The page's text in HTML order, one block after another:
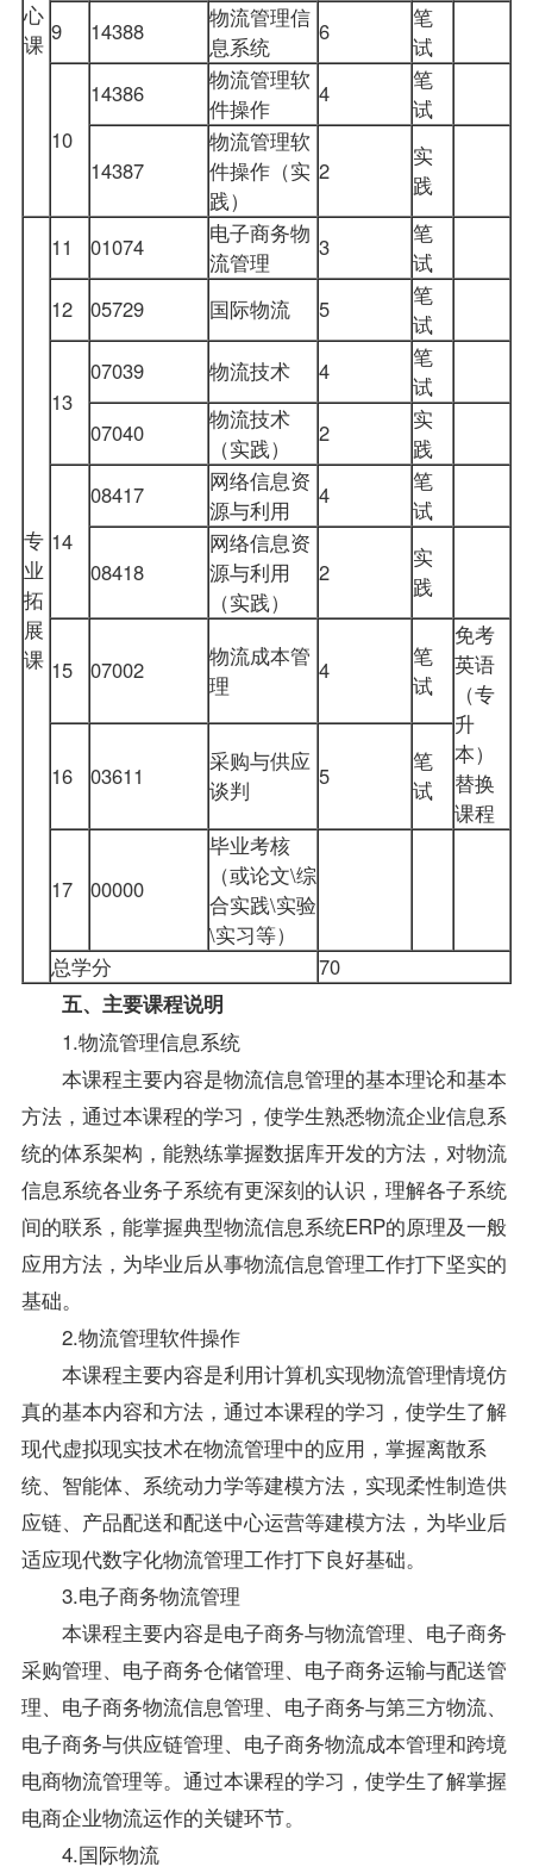
心
课 9 14388 物流管理信
息系统
6
笔
试
10
14386
物流管理软
件操作
4
笔
试
14387
物流管理软
件操作（实
践）
2
实
践
专
业
拓
展
课
11 01074
电子商务物
流管理
3
笔
试
12
05729 国际物流 5
笔
试
13
07039 物流技术 4
笔
试
07040
物流技术
（实践）
2
实
践
14
08417
网络信息资
源与利用
4
笔
试
08418
网络信息资
源与利用
（实践）
2
实
践
15 07002
物流成本管
理
4
笔
试
免考
英语
（专
升
本）
替换
课程
16 03611
采购与供应
谈判
5
笔
试
17 00000
毕业考核
（或论文\综
合实践\实验
\实习等）
总学分
70
五、主要课程说明
1.物流管理信息系统
本课程主要内容是物流信息管理的基本理论和基本
方法，通过本课程的学习，使学生熟悉物流企业信息系
统的体系架构，能熟练掌握数据库开发的方法，对物流
信息系统各业务子系统有更深刻的认识，理解各子系统
间的联系，能掌握典型物流信息系统ERP的原理及一般
应用方法，为毕业后从事物流信息管理工作打下坚实的
基础。
2.物流管理软件操作
本课程主要内容是利用计算机实现物流管理情境仿
真的基本内容和方法，通过本课程的学习，使学生了解
现代虚拟现实技术在物流管理中的应用，掌握离散系
统、智能体、系统动力学等建模方法，实现柔性制造供
应链、产品配送和配送中心运营等建模方法，为毕业后
适应现代数字化物流管理工作打下良好基础。
3.电子商务物流管理
本课程主要内容是电子商务与物流管理、电子商务
采购管理、电子商务仓储管理、电子商务运输与配送管
理、电子商务物流信息管理、电子商务与第三方物流、
电子商务与供应链管理、电子商务物流成本管理和跨境
电商物流管理等。通过本课程的学习，使学生了解掌握
电商企业物流运作的关键环节。
4.国际物流